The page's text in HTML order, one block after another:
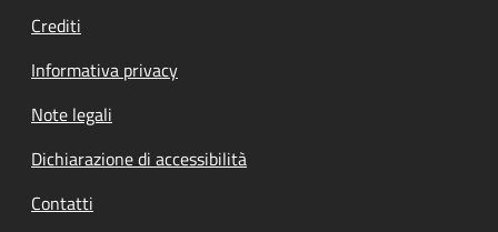
Crediti
Informativa privacy
Note legali
Dichiarazione di accessibilità
Contatti